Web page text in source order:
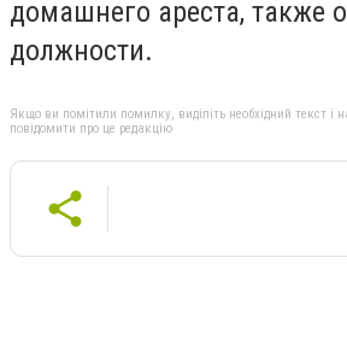
домашнего ареста, также
должности.
Якщо ви помітили помилку, виділіть необхідний текст і
повідомити про це редакцію